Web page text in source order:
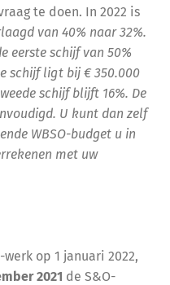
te doen. In 2022 is
van 40% naar 32%.
eerste schijf van 50%
schijf ligt bij € 350.000
schijf blijft 16%. De
U kunt dan zelf
WBSO-budget u in
met uw
op 1 januari 2022,
2021 de S&O-